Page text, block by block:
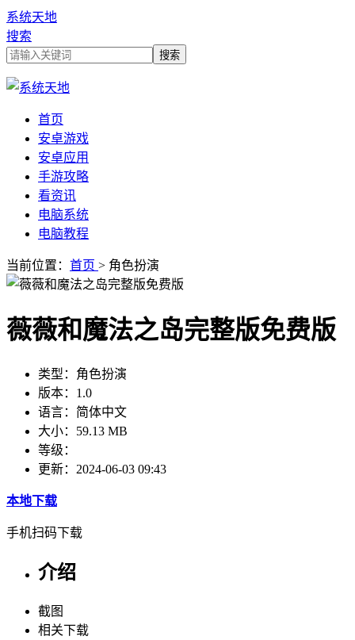
系统天地
搜索
首页
安卓游戏
安卓应用
手游攻略
看资讯
电脑系统
电脑教程
当前位置： 首页 > 角色扮演
薇薇和魔法之岛完整版免费版
类型： 角色扮演
版本： 1.0
语言： 简体中文
大小： 59.13 MB
等级：
更新： 2024-06-03 09:43
本地下载
手机扫码下载
介绍
截图
相关下载